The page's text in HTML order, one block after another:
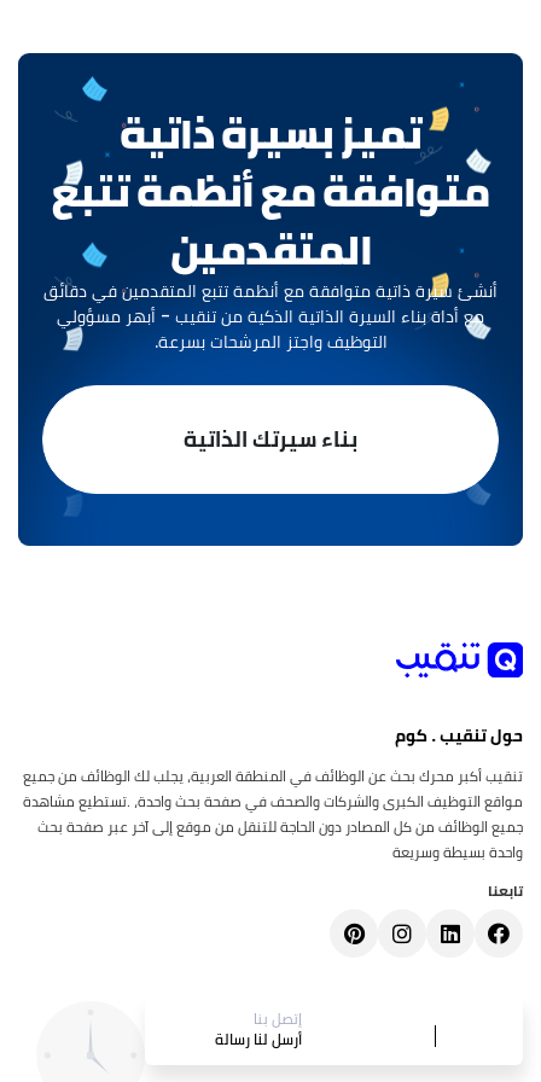
تميز بسيرة ذاتية
متوافقة مع أنظمة تتبع
المتقدمين
أنشئ سيرة ذاتية متوافقة مع أنظمة تتبع المتقدمين في دقائق
مع أداة بناء السيرة الذاتية الذكية من تنقيب - أبهر مسؤولي
التوظيف واجتز المرشحات بسرعة.
بناء سيرتك الذاتية
حول تنقيب . كوم
تنقيب أكبر محرك بحث عن الوظائف في المنطقة العربية، يجلب لك الوظائف من جميع
مواقع التوظيف الكبرى والشركات والصحف في صفحة بحث واحدة، .تستطيع مشاهدة
جميع الوظائف من كل المصادر دون الحاجة للتنقل من موقع إلى آخر عبر صفحة بحث
واحدة بسيطة وسريعة
تابعنا
إتصل بنا
أرسل لنا رسالة